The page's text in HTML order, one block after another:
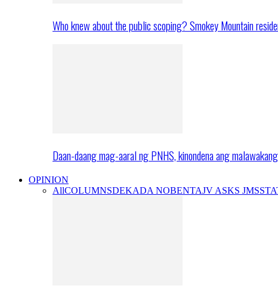
Who knew about the public scoping? Smokey Mountain
Daan-daang mag-aaral ng PNHS, kinondena ang
OPINION
AllCOLUMNSDEKADA NOBENTAJV ASKS JMS